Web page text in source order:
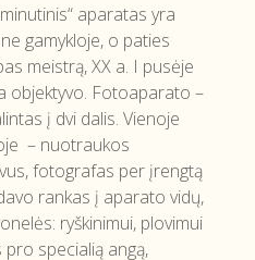
aparatas yra
gamykloje, o paties
meistrą, XX a. I pusėje
objektyvo. Fotoaparato –
į dvi dalis. Vienoje
– nuotraukos
fotografas per įrengtą
rankas į aparato vidų,
ryškinimui, plovimui
pro specialią angą,